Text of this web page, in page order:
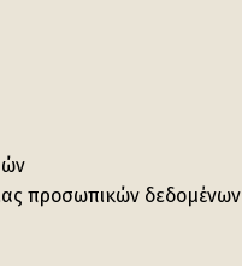
προσωπικών δεδομένων